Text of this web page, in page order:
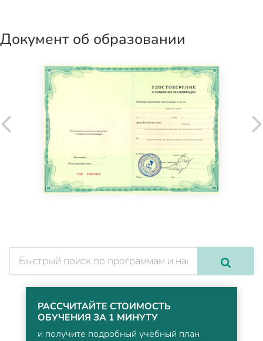
Документ об образовании
РАССЧИТАЙТЕ СТОИМОСТЬ
ОБУЧЕНИЯ ЗА 1 МИНУТУ
и получите подробный учебный план